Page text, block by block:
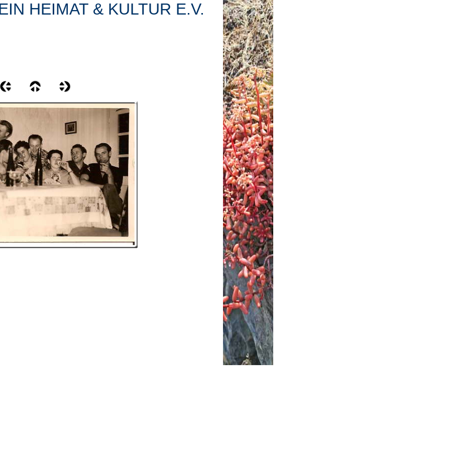
HEIMAT & KULTUR E.V.